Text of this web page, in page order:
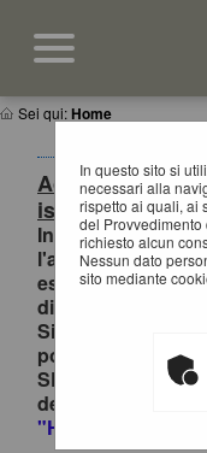
Sei qui:Home
In questo sito si
necessari alla
rispetto ai quali, ai
del
richiesto alcun
Nessun dato
sito mediante
Accesso al
istruzioni
In ottemperanza
l'accesso al
esclusivamente
digitale.
Si invitano
portale che
SPID/CIE, ad
dell'utenza
"HELP DESK